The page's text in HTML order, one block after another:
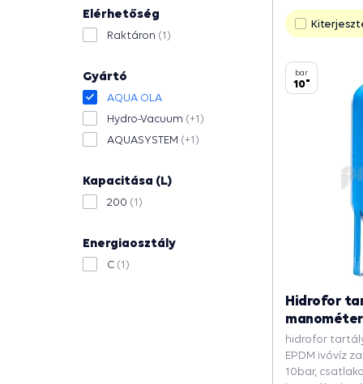
Elérhetőség
Raktáron (1)
Gyártó
AQUA OLA
Hydro-Vacuum (+1)
AQUASYSTEM (+1)
Kapacitása (L)
200 (1)
Energiaosztály
C (1)
Folytatni
bar
10"
Hidrofor
hidrofor
EPDM ivóvíz
10bar,